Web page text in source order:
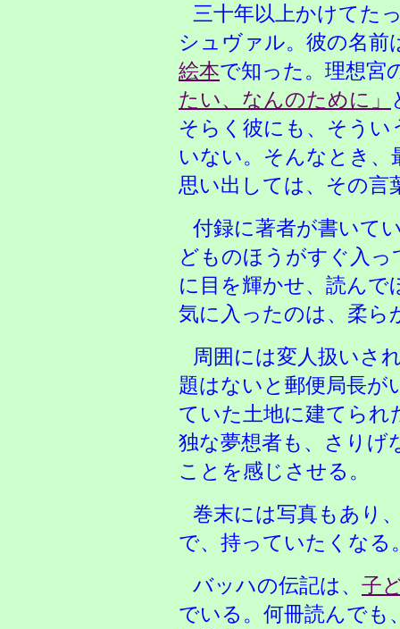
三十年以上かけてた
シュヴァル。彼の名前
絵本で知った。理想宮
たい、なんのために」
そらく彼にも、そう
いない。そんなとき、
思い出しては、その言
付録に著者が書いて
どものほうがすぐ入
に目を輝かせ、読ん
気に入ったのは、柔ら
周囲には変人扱いさ
題はないと郵便局長が
ていた土地に建てられ
独な夢想者も、さりげ
ことを感じさせる。
巻末には写真もあり
で、持っていたくなる
バッハの伝記は、 子
でいる。何冊読んでも